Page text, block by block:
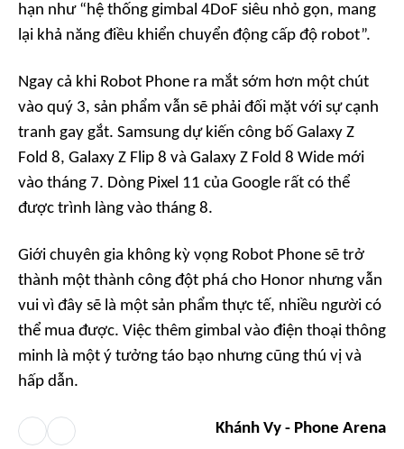
hạn như “hệ thống gimbal 4DoF siêu nhỏ gọn, mang
lại khả năng điều khiển chuyển động cấp độ robot”.
Ngay cả khi Robot Phone ra mắt sớm hơn một chút
vào quý 3, sản phẩm vẫn sẽ phải đối mặt với sự cạnh
tranh gay gắt. Samsung dự kiến công bố Galaxy Z
Fold 8, Galaxy Z Flip 8 và Galaxy Z Fold 8 Wide mới
vào tháng 7. Dòng Pixel 11 của Google rất có thể
được trình làng vào tháng 8.
Giới chuyên gia không kỳ vọng Robot Phone sẽ trở
thành một thành công đột phá cho Honor nhưng vẫn
vui vì đây sẽ là một sản phẩm thực tế, nhiều người có
thể mua được. Việc thêm gimbal vào điện thoại thông
minh là một ý tưởng táo bạo nhưng cũng thú vị và
hấp dẫn.
Khánh Vy - Phone Arena